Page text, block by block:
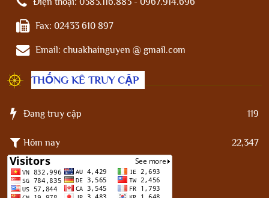
Fax: 02433 610 897
Email: chuakhainguyen @ gmail.com
THỐNG KÊ TRUY CẬP
Đang truy cập 119
Hôm nay 22,347